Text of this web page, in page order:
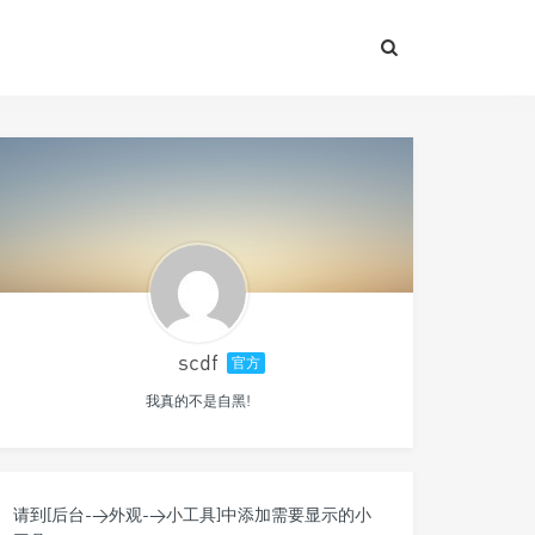
scdf 官方
我真的不是自黑!
请到[后台->外观->小工具]中添加需要显示的小